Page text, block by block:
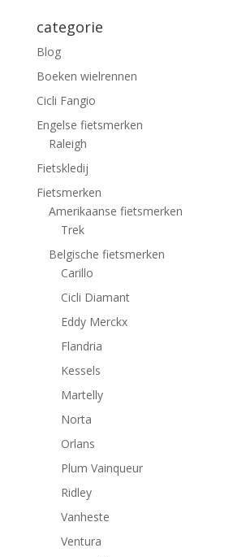
categorie
Blog
Boeken wielrennen
Cicli Fangio
Engelse fietsmerken
Raleigh
Fietskledij
Fietsmerken
Amerikaanse fietsmerken
Trek
Belgische fietsmerken
Carillo
Cicli Diamant
Eddy Merckx
Flandria
Kessels
Martelly
Norta
Orlans
Plum Vainqueur
Ridley
Vanheste
Ventura